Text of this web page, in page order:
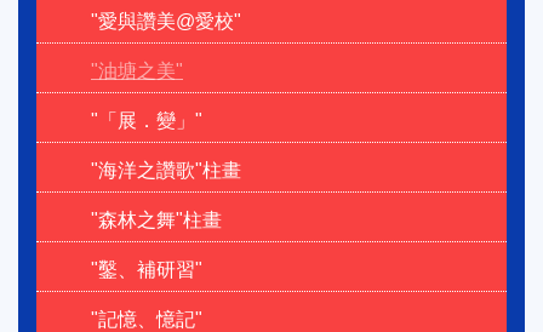
"愛與讚美@愛校"
"油塘之美"
"「展．變」"
"海洋之讚歌"柱畫
"森林之舞"柱畫
"鑿、補研習"
"記憶、憶記"